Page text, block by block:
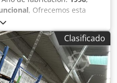
, Ofrecemos esta
chapas Kuper FW/M 630 T,
fabricada en 1998.
9 carretes de hilo de
o necesita más
un mensaje o
Clasificado